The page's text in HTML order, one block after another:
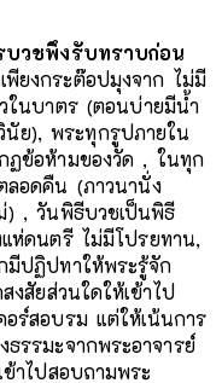
บวชพึงรับทราบก่อน
พียงกระต๊อปมุงจาก ไม่มี
ในบาตร (ตอนบ่ายมีน้ำ
นัย), พระทุกรูปภายใน
ฏข้อห้ามของวัด , ในทุก
ลอดคืน (ภาวนานั่ง
) , วันพิธีบวชเป็นพิธี
แห่ดนตรี ไม่มีโปรยทาน,
มีปฏิปทาให้พระรู้จัก
งสัยส่วนใดให้เข้าไป
ร์สอบรม แต่ให้เน้นการ
รรมะจากพระอาจารย์
าไปสอบถามพระ